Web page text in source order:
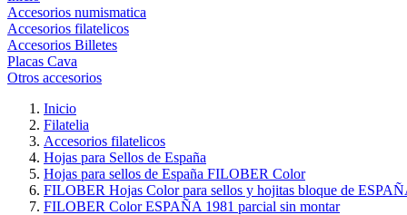
Accesorios numismatica
Accesorios filatelicos
Accesorios Billetes
Placas Cava
Otros accesorios
Inicio
Filatelia
Accesorios filatelicos
Hojas para Sellos de España
Hojas para sellos de España FILOBER Color
FILOBER Hojas Color para sellos y hojitas bloque de
FILOBER Color ESPAÑA 1981 parcial sin montar